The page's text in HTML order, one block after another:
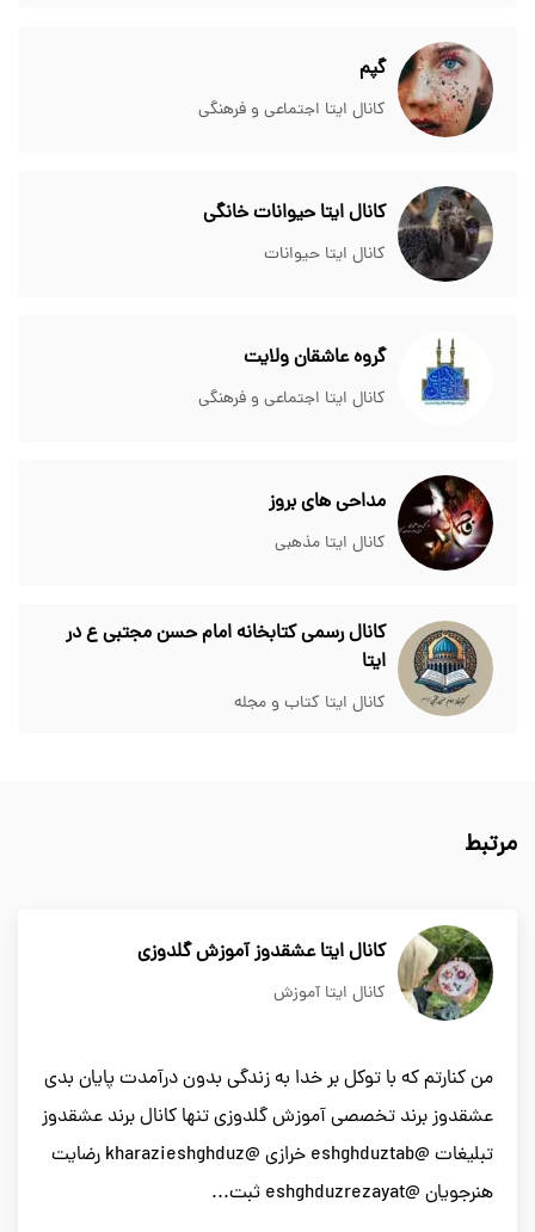
گپم
کانال ایتا اجتماعی و فرهنگی
کانال ایتا حیوانات خانگی
کانال ایتا حیوانات
گروه عاشقان ولایت
کانال ایتا اجتماعی و فرهنگی
مداحی های بروز
کانال ایتا مذهبی
کانال رسمی کتابخانه امام حسن مجتبی ع در
ایتا
کانال ایتا کتاب و مجله
مرتبط
کانال ایتا عشقدوز آموزش گلدوزى
کانال ایتا آموزش
من كنارتم كه با توكل بر خدا به زندگى بدون درآمدت پايان بدى
عشقدوز برند تخصصى آموزش گلدوزى تنها كانال برند عشقدوز
تبلیغات @eshghduztab خرازى @kharazieshghduz رضايت
هنرجويان @eshghduzrezayat ثبت...